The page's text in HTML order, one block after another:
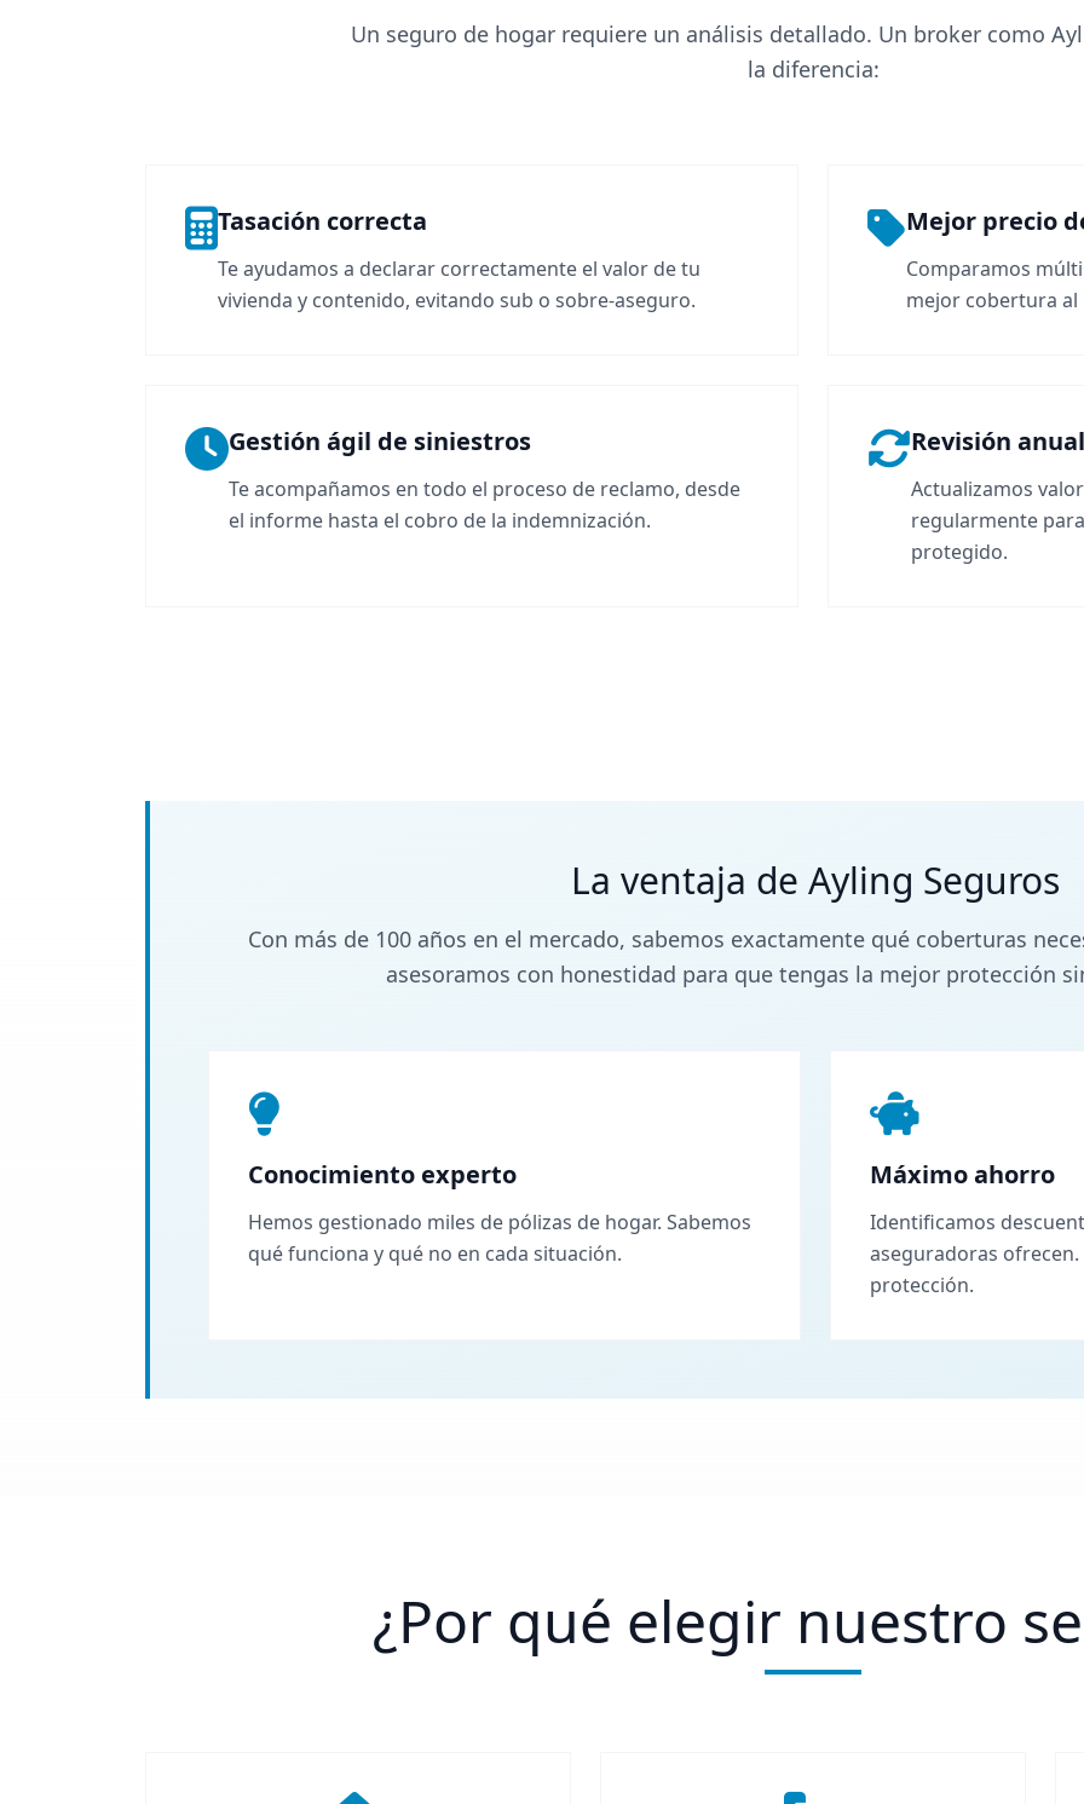
Un seguro de hogar requiere un análisis detallado. Un broker como
la diferencia:
Tasación correcta
Te ayudamos a declarar correctamente el valor de tu
vivienda y contenido, evitando sub o sobre-aseguro.
Mejor precio
Comparamos
mejor cobertura
Gestión ágil de siniestros
Te acompañamos en todo el proceso de reclamo, desde
el informe hasta el cobro de la indemnización.
Revisión anual
Actualizamos
regularmente
protegido.
La ventaja de Ayling Seguros
Con más de 100 años en el mercado, sabemos exactamente qué coberturas
asesoramos con honestidad para que tengas la mejor protección
Conocimiento experto
Hemos gestionado miles de pólizas de hogar. Sabemos
qué funciona y qué no en cada situación.
Máximo ahorro
Identificamos
aseguradoras
protección.
¿Por qué elegir nuestro